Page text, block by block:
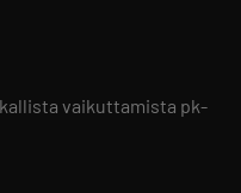
vaikuttamista pk-